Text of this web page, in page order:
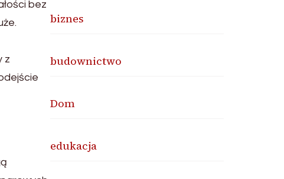
bez
z
biznes
budownictwo
Dom
edukacja